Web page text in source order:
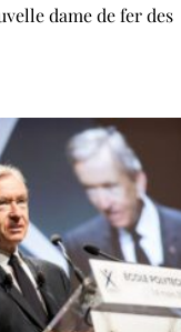
dame de fer des